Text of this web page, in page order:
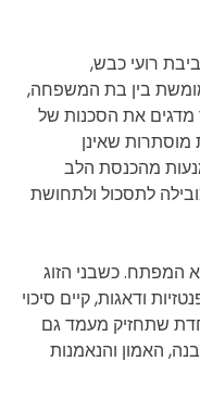
רועי כבש,
בין בת המשפחה,
מדגים את הסכנות של
מוסתרות שאינן
מהכנסת הלב
לתסכול ולתחושת
המפתח. כשבני הזוג
ודאגות, קיים סיכוי
שתחזיק מעמד גם
האמון והנאמנות